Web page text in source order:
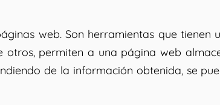
web. Son herramientas que tienen
permiten a una página web
de la información obtenida, se